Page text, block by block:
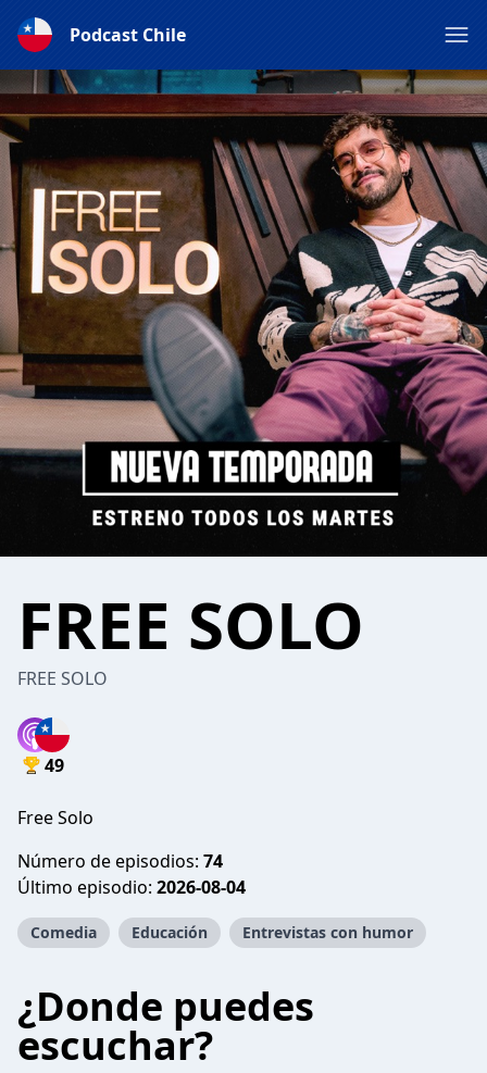
Podcast Chile
FREE SOLO
FREE SOLO
49
Free Solo
Número de episodios: 74
Último episodio: 2026-08-04
Comedia Educación Entrevistas con humor
¿Donde puedes
escuchar?